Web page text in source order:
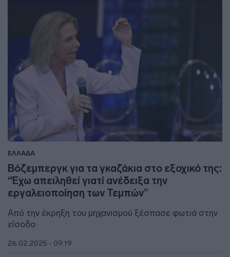
ΕΛΛΑΔΑ
Βόζεμπεργκ για τα γκαζάκια στο εξοχικό της:
“Έχω απειληθεί γιατί ανέδειξα την
εργαλειοποίηση των Τεμπών”
Από την έκρηξη του μηχανισμού ξέσπασε φωτιά στην
είσοδο
26.02.2025 - 09:19